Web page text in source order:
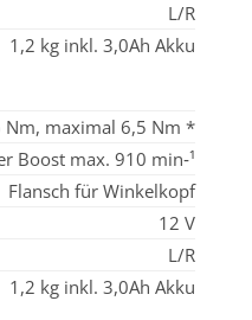
L/R
1,2 kg inkl. 3,0Ah Akku
Nm, maximal 6,5 Nm *
Boost max. 910 min‑¹
Flansch für Winkelkopf
12 V
L/R
1,2 kg inkl. 3,0Ah Akku